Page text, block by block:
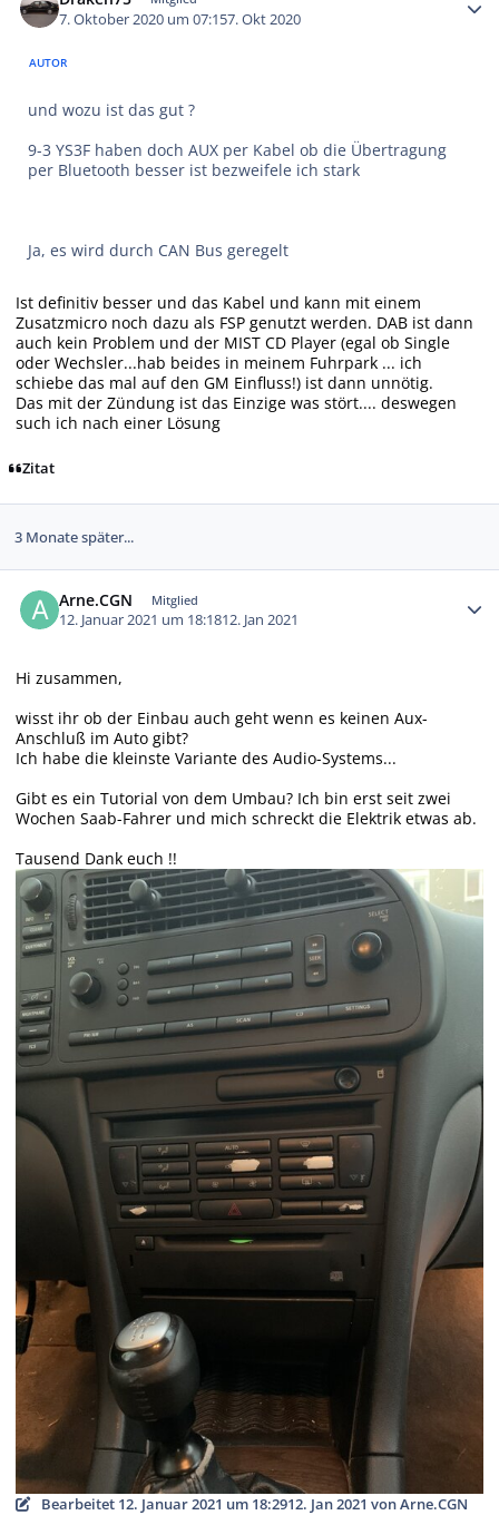
7. Oktober 2020 um 07:157. Okt 2020
AUTOR
und wozu ist das gut ?
9-3 YS3F haben doch AUX per Kabel ob die Übertragung
per Bluetooth besser ist bezweifele ich stark
Ja, es wird durch CAN Bus geregelt
Ist definitiv besser und das Kabel und kann mit einem
Zusatzmicro noch dazu als FSP genutzt werden. DAB ist dann
auch kein Problem und der MIST CD Player (egal ob Single
oder Wechsler...hab beides in meinem Fuhrpark ... ich
schiebe das mal auf den GM Einfluss!) ist dann unnötig.
Das mit der Zündung ist das Einzige was stört.... deswegen
such ich nach einer Lösung
Zitat
3 Monate später...
Arne.CGN Mitglied
12. Januar 2021 um 18:1812. Jan 2021
Hi zusammen,
wisst ihr ob der Einbau auch geht wenn es keinen Aux-
Anschluß im Auto gibt?
Ich habe die kleinste Variante des Audio-Systems...
Gibt es ein Tutorial von dem Umbau? Ich bin erst seit zwei
Wochen Saab-Fahrer und mich schreckt die Elektrik etwas ab.
Tausend Dank euch !!
Bearbeitet 12. Januar 2021 um 18:2912. Jan 2021 von Arne.CGN